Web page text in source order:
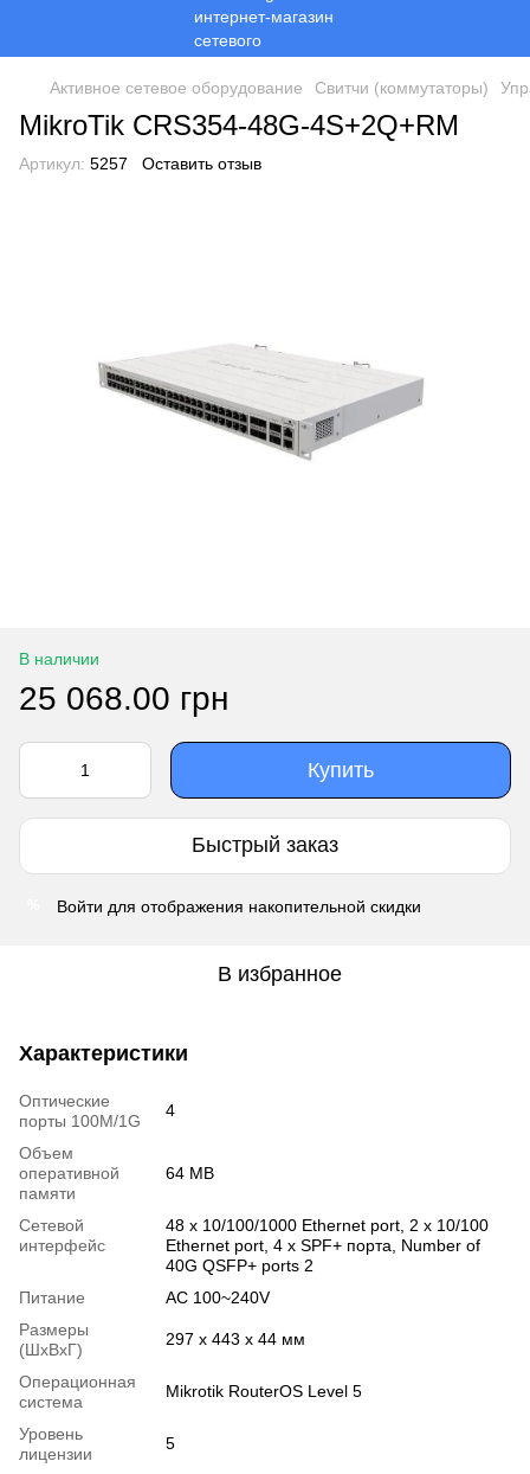
Активное сетевое оборудование Свитчи (коммутаторы)
MikroTik CRS354-48G-4S+2Q+RM
Артикул: 5257 Оставить отзыв
В наличии
25 068.00 грн
Купить
Быстрый заказ
Войти для отображения накопительной скидки
В избранное
Характеристики
Оптические
порты 100M/1G
4
Объем
оперативной
памяти
64 MB
Сетевой
интерфейс
48 x 10/100/1000 Ethernet port, 2 x 10/100
Ethernet port, 4 x SPF+ порта, Number of
40G QSFP+ ports 2
Питание
AC 100~240V
Размеры
(ШxВxГ)
297 x 443 x 44 мм
Операционная
система
Mikrotik RouterOS Level 5
Уровень
лицензии
5